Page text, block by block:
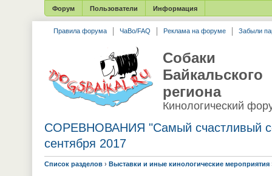
Форум Пользователи Информация
Правила форума ЧаВо/FAQ Реклама на форуме Забыли
Собаки
Байкальского
региона
Кинологический
СОРЕВНОВАНИЯ "Самый счастливый
сентября 2017
Список разделов › Выставки и иные кинологические мероприятия